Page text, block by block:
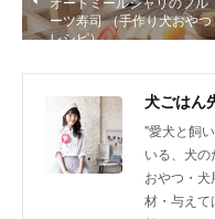
ーツ寿司 （手作り犬おやつ
レシピ）
"愛犬と飼
いる、犬
おやつ・
材・与えて